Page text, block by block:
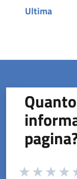
Pagina
Ultima
Valuta da 1 a 5